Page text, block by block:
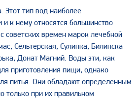
Этот тип вод наиболее
и к нему относятся большинство
советских времен марок лечебной
Сельтерская, Сулинка, Билинска
Донат Магний. Воды эти, как
приготовления пищи, однако
питья. Они обладают определенным
только при их правильном